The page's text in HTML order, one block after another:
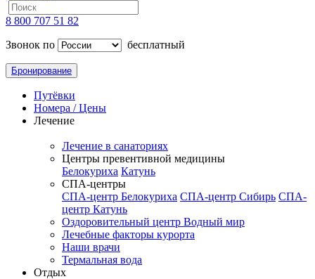
8 800 707 51 82
Звонок по
бесплатный
Бронирование
Путёвки
Номера / Цены
Лечение
Лечение в санаториях
Центры превентивной медицины
Белокуриха Катунь
СПА-центры
СПА-центр Белокуриха СПА-центр Сибирь СПА-
центр Катунь
Оздоровительный центр Водный мир
Лечебные факторы курорта
Наши врачи
Термальная вода
Отдых